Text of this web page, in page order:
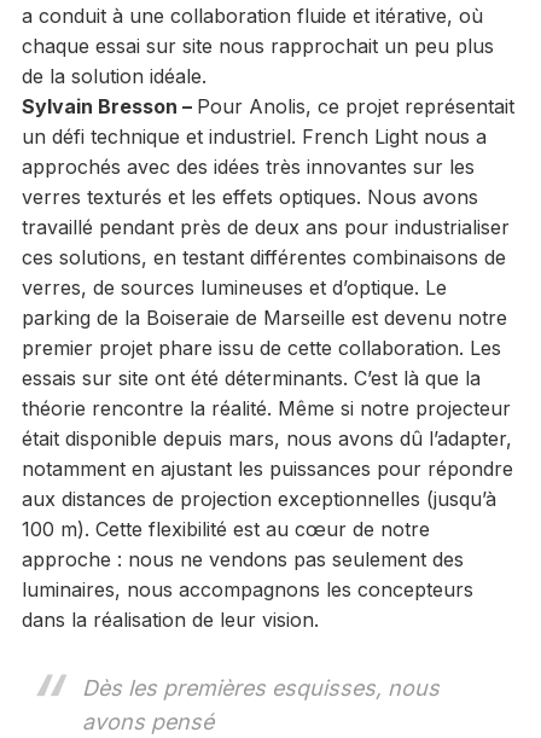
a conduit à une collaboration fluide et itérative, où
chaque essai sur site nous rapprochait un peu plus
de la solution idéale.
Sylvain Bresson – Pour Anolis, ce projet représentait
un défi technique et industriel. French Light nous a
approchés avec des idées très innovantes sur les
verres texturés et les effets optiques. Nous avons
travaillé pendant près de deux ans pour industrialiser
ces solutions, en testant différentes combinaisons de
verres, de sources lumineuses et d’optique. Le
parking de la Boiseraie de Marseille est devenu notre
premier projet phare issu de cette collaboration. Les
essais sur site ont été déterminants. C’est là que la
théorie rencontre la réalité. Même si notre projecteur
était disponible depuis mars, nous avons dû l’adapter,
notamment en ajustant les puissances pour répondre
aux distances de projection exceptionnelles (jusqu’à
100 m). Cette flexibilité est au cœur de notre
approche : nous ne vendons pas seulement des
luminaires, nous accompagnons les concepteurs
dans la réalisation de leur vision.
Dès les premières esquisses, nous
avons pensé